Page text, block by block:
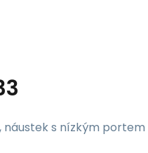
s nízkým